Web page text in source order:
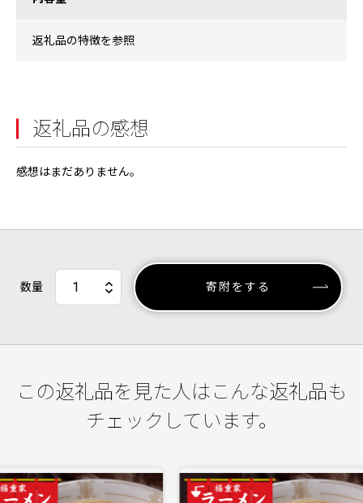
返礼品の特徴を参照
返礼品の感想
感想はまだありません。
数量 寄附をする
この返礼品を見た人はこんな返礼品も
チェックしています。